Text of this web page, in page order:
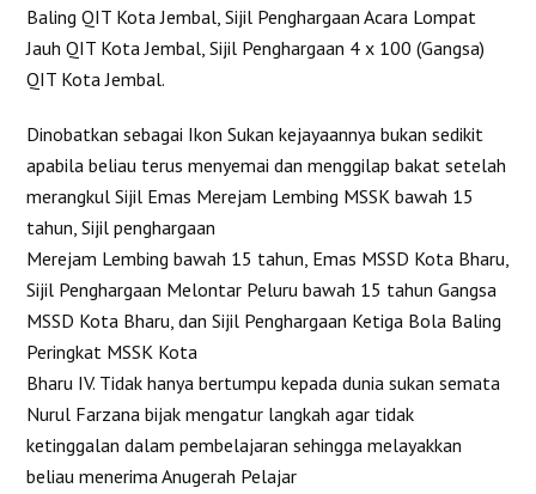
Baling QIT Kota Jembal, Sijil Penghargaan Acara Lompat
Jauh QIT Kota Jembal, Sijil Penghargaan 4 x 100 (Gangsa)
QIT Kota Jembal.
Dinobatkan sebagai Ikon Sukan kejayaannya bukan sedikit
apabila beliau terus menyemai dan menggilap bakat setelah
merangkul Sijil Emas Merejam Lembing MSSK bawah 15
tahun, Sijil penghargaan
Merejam Lembing bawah 15 tahun, Emas MSSD Kota Bharu,
Sijil Penghargaan Melontar Peluru bawah 15 tahun Gangsa
MSSD Kota Bharu, dan Sijil Penghargaan Ketiga Bola Baling
Peringkat MSSK Kota
Bharu IV. Tidak hanya bertumpu kepada dunia sukan semata
Nurul Farzana bijak mengatur langkah agar tidak
ketinggalan dalam pembelajaran sehingga melayakkan
beliau menerima Anugerah Pelajar